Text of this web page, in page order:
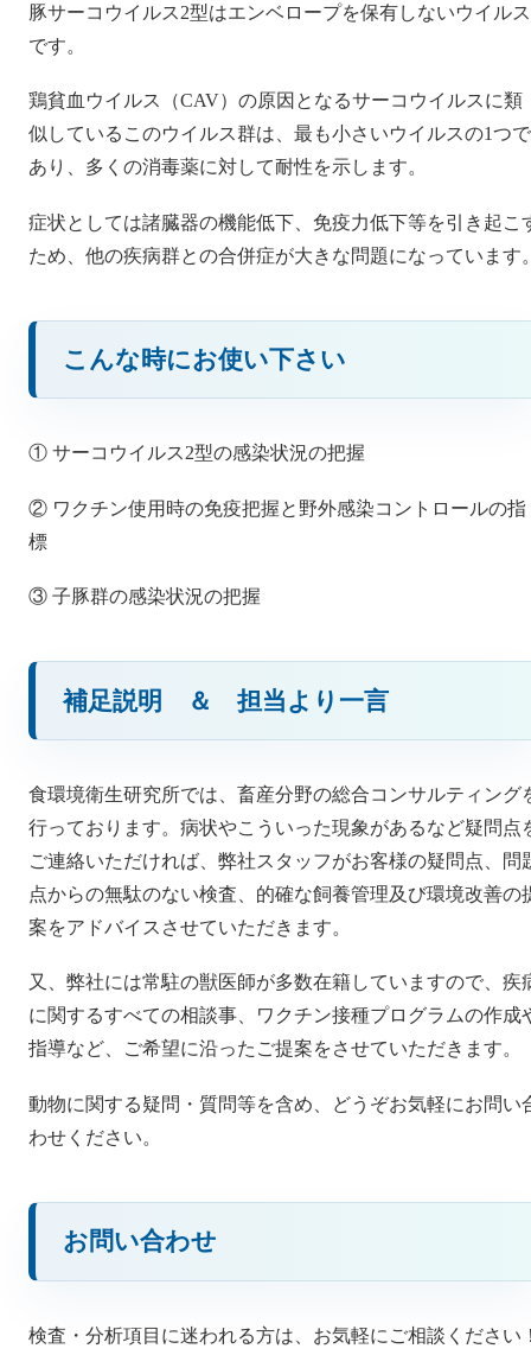
豚サーコウイルス2型はエンベロープを保有しないウイルス
です。
鶏貧血ウイルス（CAV）の原因となるサーコウイルスに類
似しているこのウイルス群は、最も小さいウイルスの1つで
あり、多くの消毒薬に対して耐性を示します。
症状としては諸臓器の機能低下、免疫力低下等を引き起こ
ため、他の疾病群との合併症が大きな問題になっています
こんな時にお使い下さい
① サーコウイルス2型の感染状況の把握
② ワクチン使用時の免疫把握と野外感染コントロールの指
標
③ 子豚群の感染状況の把握
補足説明 ＆ 担当より一言
食環境衛生研究所では、畜産分野の総合コンサルティング
行っております。病状やこういった現象があるなど疑問点
ご連絡いただければ、弊社スタッフがお客様の疑問点、問
点からの無駄のない検査、的確な飼養管理及び環境改善の
案をアドバイスさせていただきます。
又、弊社には常駐の獣医師が多数在籍していますので、疾
に関するすべての相談事、ワクチン接種プログラムの作成
指導など、ご希望に沿ったご提案をさせていただきます。
動物に関する疑問・質問等を含め、どうぞお気軽にお問い
わせください。
お問い合わせ
検査・分析項目に迷われる方は、お気軽にご相談ください